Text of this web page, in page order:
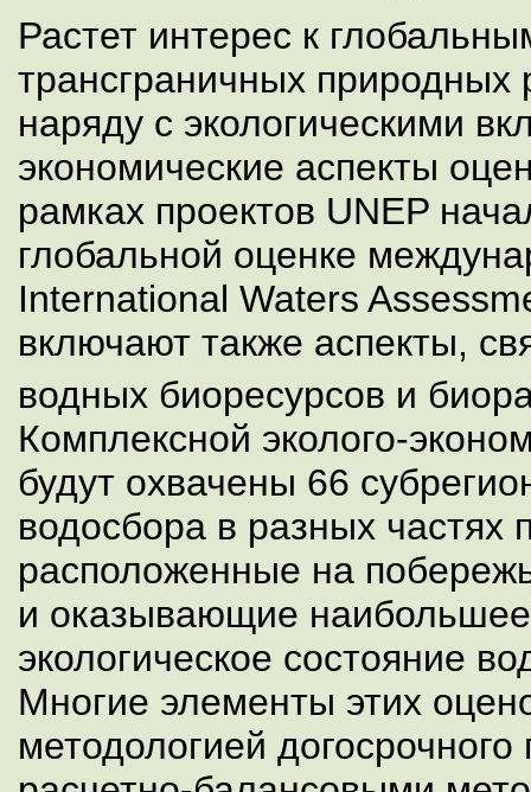
Растет интерес к
трансграничных природных
наряду с экологическими
экономические аспекты
рамках проектов UNEP
глобальной оценке
International Waters
включают также аспекты,
водных биоресурсов и
Комплексной эколого-
будут охвачены 66
водосбора в разных частях
расположенные на
и оказывающие
экологическое состояние
Многие элементы этих
методологией